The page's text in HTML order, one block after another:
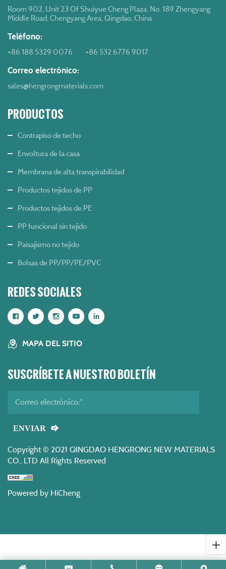
Room 902, Unit 23 Of Shuiyue Cheng Plaza, No. 189 Zhengyang
Middle Road, Chengyang Area, Qingdao, China
Teléfono:
+86 188 5329 0076 +86 532 6776 9017
Correo electrónico:
sales@hengrongmaterials.com
PRODUCTOS
Contrapiso de techo
Envoltura de la casa
Membrana de alta transpirabilidad
Productos tejidos de PP
Productos tejidos de PE
PP funcional sin tejido
Paisajismo no tejido
Bolsas de PP/PP/PE/PVC
REDES SOCIALES
MAPA DEL SITIO
SUSCRÍBETE A NUESTRO BOLETÍN
ENVIAR
Copyright © 2021 QINGDAO HENGRONG NEW MATERIALS
CO., LTD All Rights Reserved
Powered by HiCheng